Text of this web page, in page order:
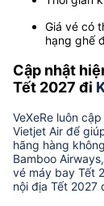
Giá vé có
hạng ghế
Cập nhật
Tết 2027 đi
VeXeRe luôn
Vietjet Air để
hãng hàng
Bamboo
vé máy bay Tết
nội địa Tết 2027